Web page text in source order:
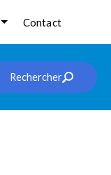
Contact
Rechercher